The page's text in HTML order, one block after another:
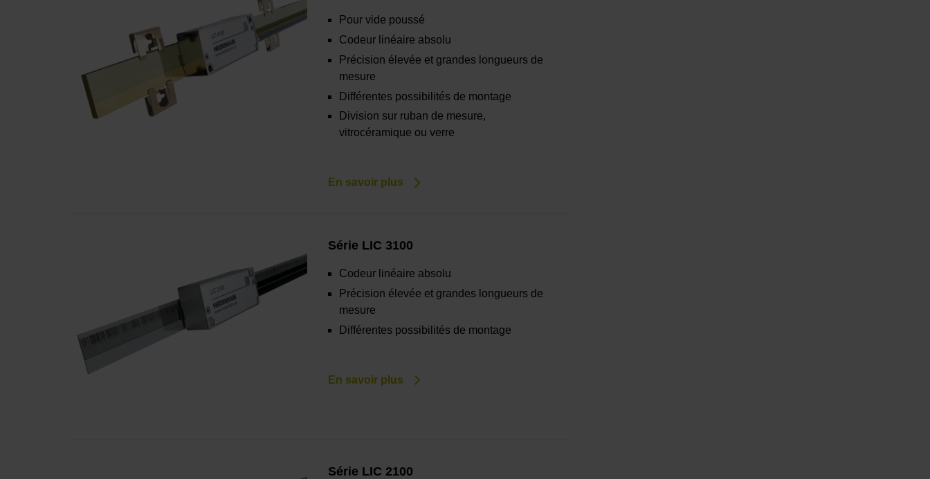
Pour vide poussé
Codeur linéaire absolu
Précision élevée et grandes longueurs de
mesure
Différentes possibilités de montage
Division sur ruban de mesure,
vitrocéramique ou verre
En savoir plus
Série LIC 3100
Codeur linéaire absolu
Précision élevée et grandes longueurs de
mesure
Différentes possibilités de montage
En savoir plus
Série LIC 2100